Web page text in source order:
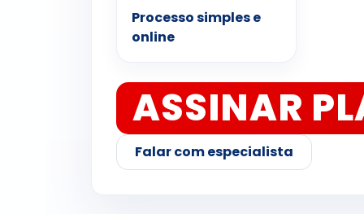
Processo simples e
online
ASSINAR
Falar com especialista